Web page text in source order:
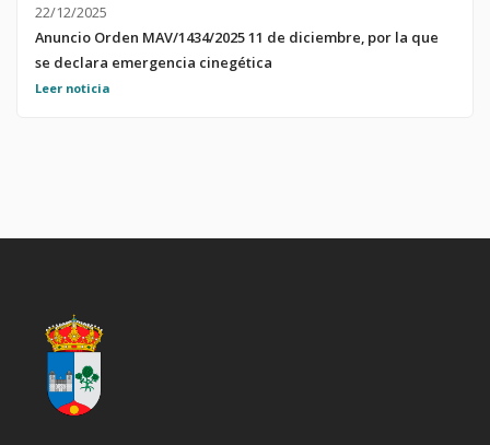
22/12/2025
Anuncio Orden MAV/1434/2025 11 de diciembre, por la que
se declara emergencia cinegética
Anuncio Orden MAV/1434/2025 11 de diciembre, por la que se
Leer noticia